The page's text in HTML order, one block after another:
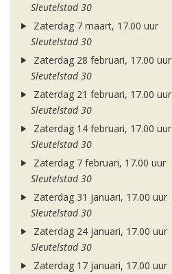
Sleutelstad 30
Zaterdag 7 maart, 17.00 uur
Sleutelstad 30
Zaterdag 28 februari, 17.00 uur
Sleutelstad 30
Zaterdag 21 februari, 17.00 uur
Sleutelstad 30
Zaterdag 14 februari, 17.00 uur
Sleutelstad 30
Zaterdag 7 februari, 17.00 uur
Sleutelstad 30
Zaterdag 31 januari, 17.00 uur
Sleutelstad 30
Zaterdag 24 januari, 17.00 uur
Sleutelstad 30
Zaterdag 17 januari, 17.00 uur